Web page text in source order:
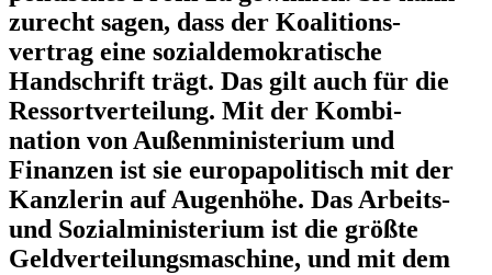
zurecht sagen, dass der Koali­ti­ons­
vertrag eine sozial­de­mo­kra­tische
Handschrift trägt. Das gilt auch für die
Ressort­ver­teilung. Mit der Kombi­
nation von Außen­mi­nis­terium und
Finanzen ist sie europa­po­li­tisch mit der
Kanzlerin auf Augenhöhe. Das Arbeits-
und Sozial­mi­nis­terium ist die größte
Geldver­tei­lungs­ma­schine, und mit dem